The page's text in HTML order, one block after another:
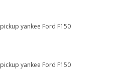
pickup yankee Ford F150
pickup yankee Ford F150